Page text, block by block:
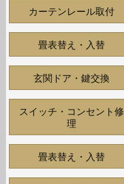
カーテンレール取付
畳表替え・入替
玄関ドア・鍵交換
スイッチ・コンセント修
理
畳表替え・入替